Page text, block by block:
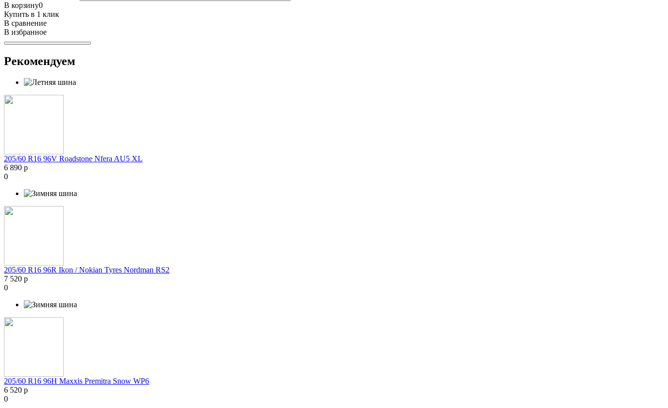
В корзину0
Купить в 1 клик
В сравнение
В избранное
Рекомендуем
205/60 R16 96V Roadstone Nfera AU5 XL
6 890 р
0
205/60 R16 96R Ikon / Nokian Tyres Nordman RS2
7 520 р
0
205/60 R16 96H Maxxis Premitra Snow WP6
6 520 р
0